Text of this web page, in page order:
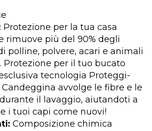
Protezione per la tua casa
rimuove più del 90% degli
polline, polvere, acari e animali
Protezione per il tuo bucato
tecnologia Proteggi-
Candeggina avvolge le fibre e le
il lavaggio, aiutandoti a
i tuoi capi come nuovi!
Composizione chimica